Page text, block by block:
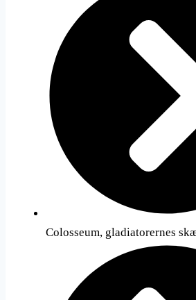
Colosseum, gladiatorernes